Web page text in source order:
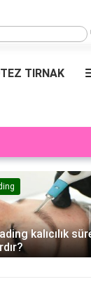
meşhur?
TIRNAK
kalıcılık süresi